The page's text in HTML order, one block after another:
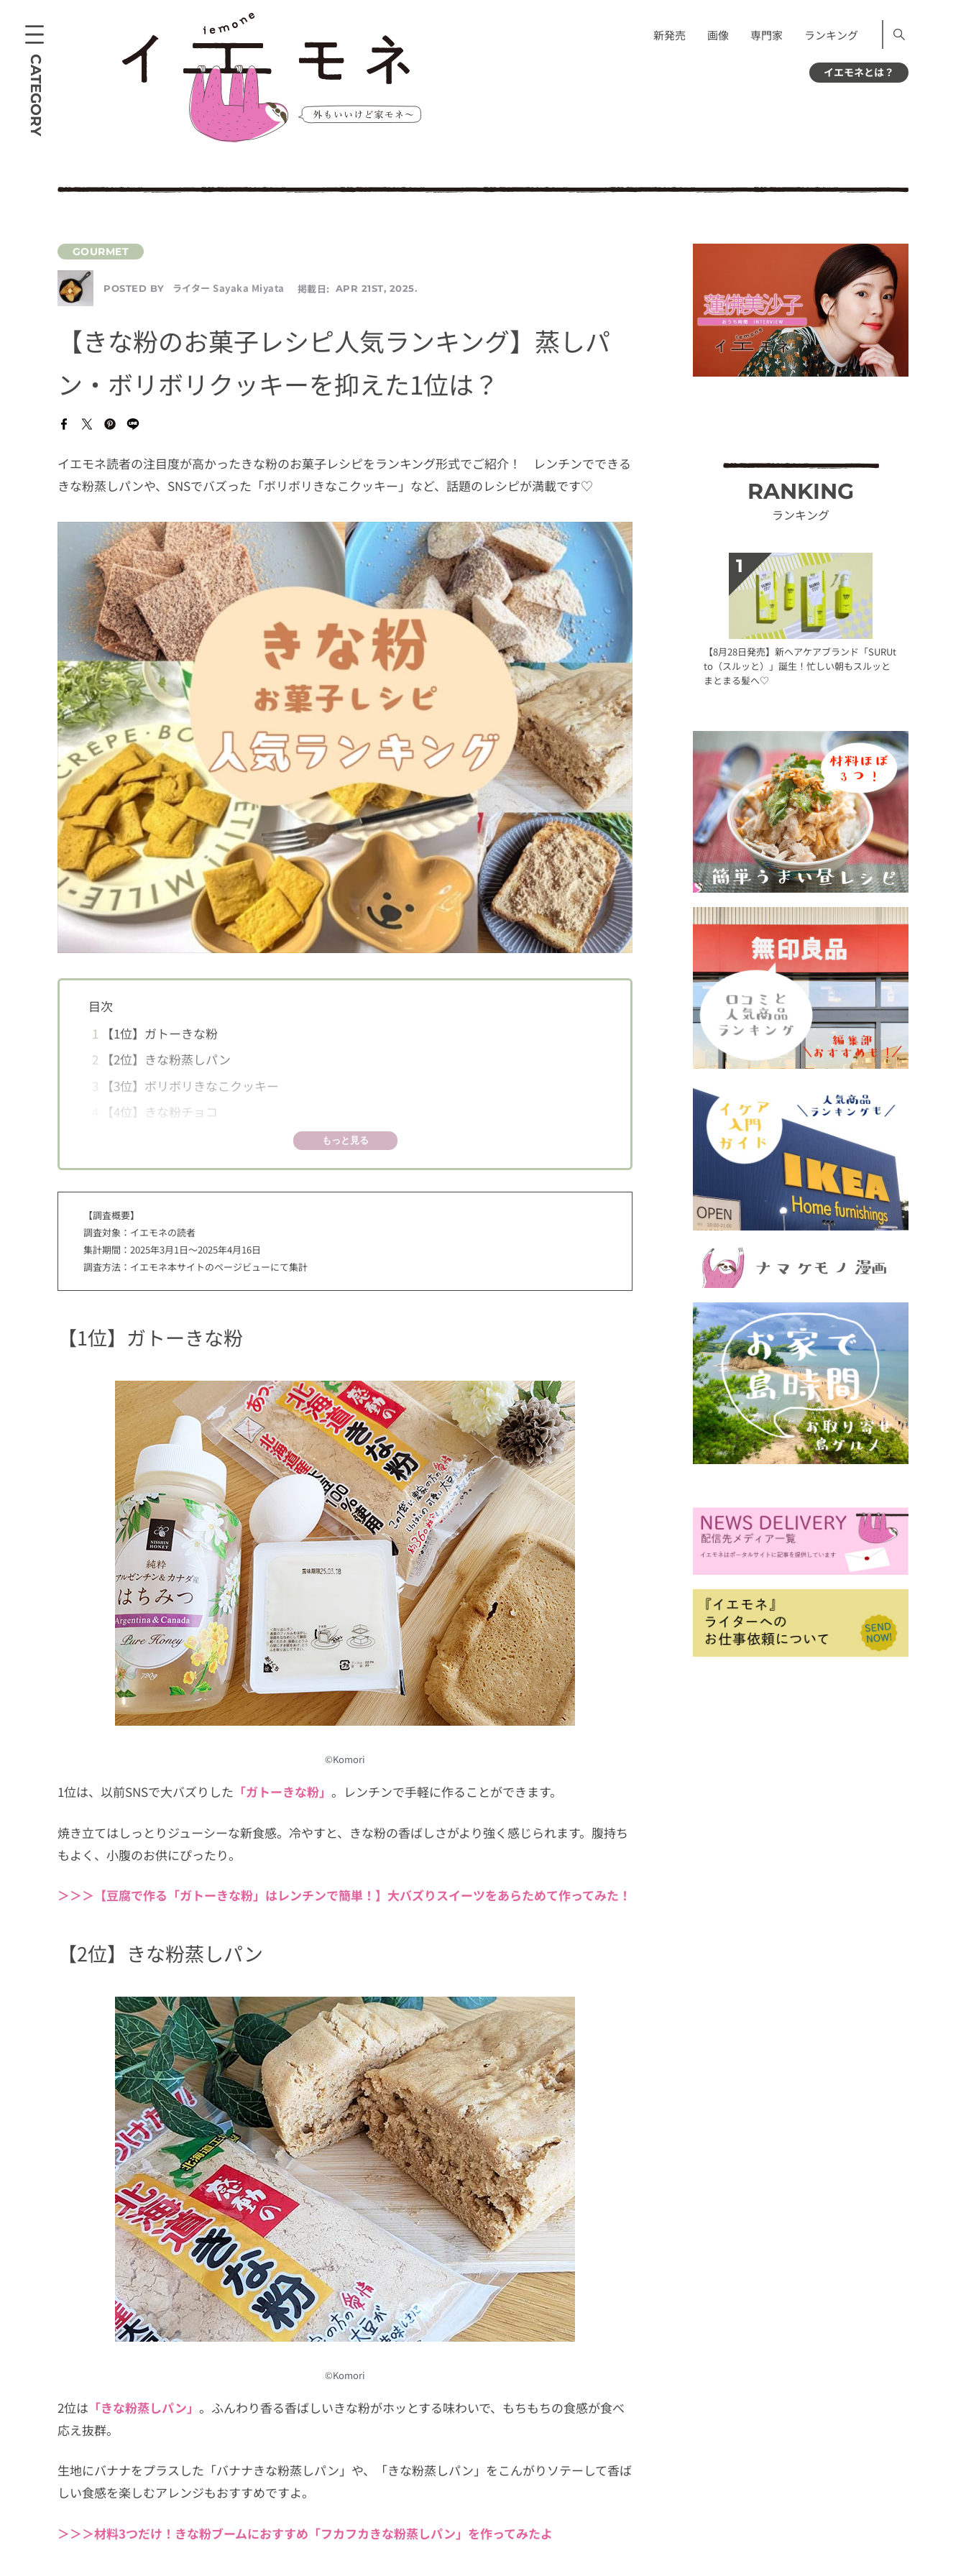
CATEGORY
新発売 画像 専門家 ランキング
イエモネとは？
POSTED BY ライター Sayaka Miyata 掲載日: APR 21ST, 2025.
【きな粉のお菓子レシピ人気ランキング】蒸しパ
ン・ボリボリクッキーを抑えた1位は？
イエモネ読者の注目度が高かったきな粉のお菓子レシピをランキング形式でご紹介！ レンチンでできる
きな粉蒸しパンや、SNSでバズった「ボリボリきなこクッキー」など、話題のレシピが満載です♡
目次
1
【1位】ガトーきな粉
2 【2位】きな粉蒸しパン
3 【3位】ボリボリきなこクッキー
【4位】きな粉チョコ
6【6位】さつまいものきなこ和え
もっと見る
【調査概要】
調査対象：イエモネの読者
集計期間：2025年3月1日〜2025年4月16日
調査方法：イエモネ本サイトのページビューにて集計
【1位】ガトーきな粉
©︎Komori
1位は、以前SNSで大バズりした 「ガトーきな粉」 。レンチンで手軽に作ることができます。
焼き立てはしっとりジューシーな新食感。冷やすと、きな粉の香ばしさがより強く感じられます。腹持ち
もよく、小腹のお供にぴったり。
＞＞＞【豆腐で作る「ガトーきな粉」はレンチンで簡単！】大バズりスイーツをあらためて作ってみた！
【2位】きな粉蒸しパン
©︎Komori
2位は 「きな粉蒸しパン」 。ふんわり香る香ばしいきな粉がホッとする味わいで、もちもちの食感が食べ
応え抜群。
生地にバナナをプラスした「バナナきな粉蒸しパン」や、「きな粉蒸しパン」をこんがりソテーして香ば
しい食感を楽しむアレンジもおすすめですよ。
＞＞＞材料3つだけ！きな粉ブームにおすすめ「フカフカきな粉蒸しパン」を作ってみたよ
RANKING
ランキング
【8月28日発売】新ヘアケアブランド「SURUt
to（スルッと）」誕生！忙しい朝もスルッと
まとまる髪へ♡